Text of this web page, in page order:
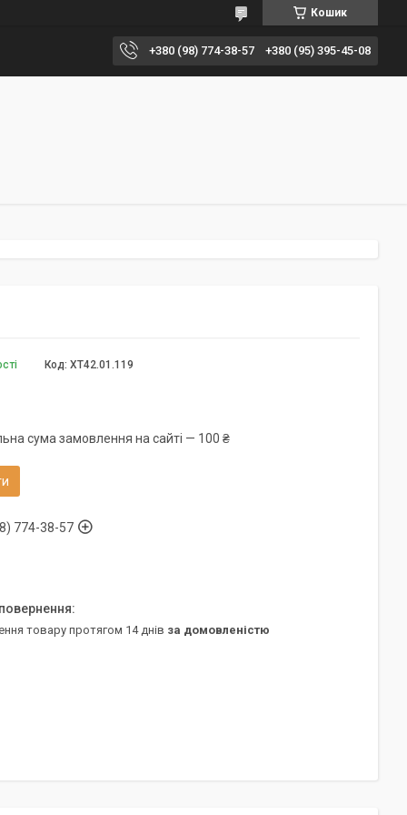
Кошик
+380 (98) 774-38-57 +380 (95) 395-45-08
Код: XT42.01.119
сума замовлення на сайті — 100 ₴
774-38-57
товару протягом 14 днів за домовленістю